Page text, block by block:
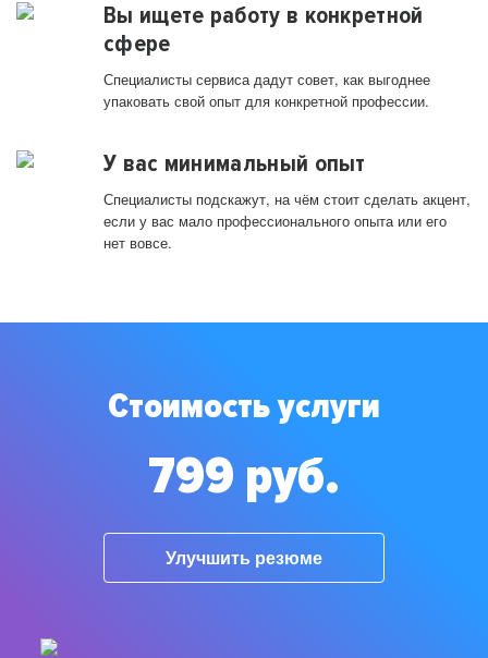
Вы ищете работу в конкретной
сфере
Специалисты сервиса дадут совет, как выгоднее
упаковать свой опыт для конкретной профессии.
У вас минимальный опыт
Специалисты подскажут, на чём стоит сделать акцент,
если у вас мало профессионального опыта или его
нет вовсе.
Стоимость услуги
799 руб.
Улучшить резюме